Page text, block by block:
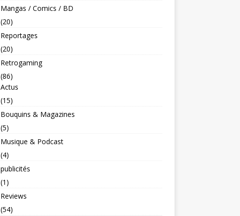
Mangas / Comics / BD
(20)
Reportages
(20)
Retrogaming
(86)
Actus
(15)
Bouquins & Magazines
(5)
Musique & Podcast
(4)
publicités
(1)
Reviews
(54)